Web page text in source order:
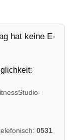
hat keine E-
0531